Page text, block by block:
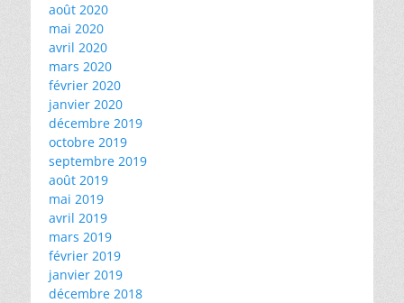
août 2020
mai 2020
avril 2020
mars 2020
février 2020
janvier 2020
décembre 2019
octobre 2019
septembre 2019
août 2019
mai 2019
avril 2019
mars 2019
février 2019
janvier 2019
décembre 2018